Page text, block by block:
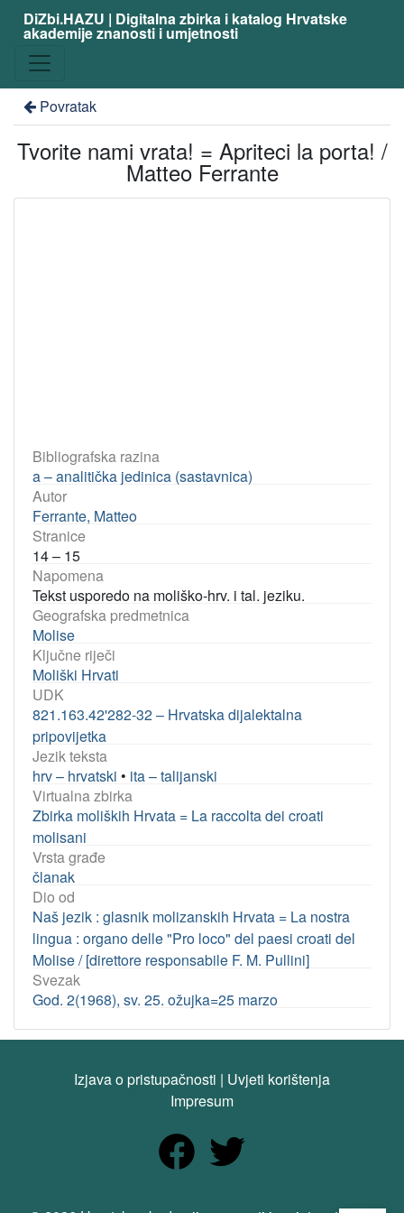
DiZbi.HAZU | Digitalna zbirka i katalog Hrvatske
akademije znanosti i umjetnosti
Povratak
Tvorite nami vrata! = Apriteci la porta! /
Matteo Ferrante
Bibliografska razina
a – analitička jedinica (sastavnica)
Autor
Ferrante, Matteo
Stranice
14 – 15
Napomena
Tekst usporedo na moliško-hrv. i tal. jeziku.
Geografska predmetnica
Molise
Ključne riječi
Moliški Hrvati
UDK
821.163.42'282-32 – Hrvatska dijalektalna
pripovijetka
Jezik teksta
hrv – hrvatski • ita – talijanski
Virtualna zbirka
Zbirka moliških Hrvata = La raccolta dei croati
molisani
Vrsta građe
članak
Dio od
Naš jezik : glasnik molizanskih Hrvata = La nostra
lingua : organo delle "Pro loco" del paesi croati del
Molise / [direttore responsabile F. M. Pullini]
Svezak
God. 2(1968), sv. 25. ožujka=25 marzo
Izjava o pristupačnosti | Uvjeti korištenja
Impresum